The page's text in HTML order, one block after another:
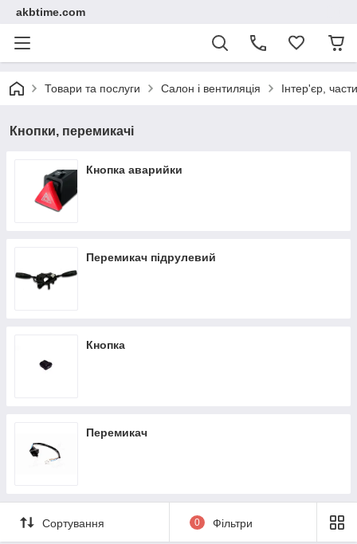
akbtime.com
Товари та послуги Салон і вентиляція Інтер'єр,
Кнопки, перемикачі
Кнопка аварийки
Перемикач підрулевий
Кнопка
Перемикач
Сортування 0 Фільтри